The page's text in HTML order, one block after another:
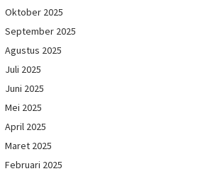
Oktober 2025
September 2025
Agustus 2025
Juli 2025
Juni 2025
Mei 2025
April 2025
Maret 2025
Februari 2025